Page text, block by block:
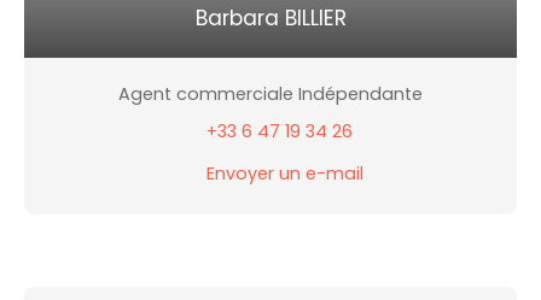
Barbara BILLIER
Agent commerciale Indépendante
+33 6 47 19 34 26
Envoyer un e-mail